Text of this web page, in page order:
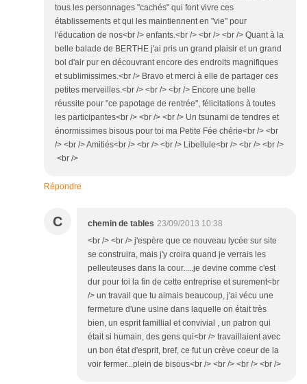
tous les personnages "cachés" qui font vivre ces
établissements et qui les maintiennent en "vie" pour
l'éducation de nos<br /> enfants.<br /> <br /> <br /> Quant à la
belle balade de BERTHE j'ai pris un grand plaisir et un grand
bol d'air pur en découvrant encore des endroits magnifiques
et sublimissimes.<br /> Bravo et merci à elle de partager ces
petites merveilles.<br /> <br /> <br /> Encore une belle
réussite pour "ce papotage de rentrée", félicitations à toutes
les participantes<br /> <br /> <br /> Un tsunami de tendres et
énormissimes bisous pour toi ma Petite Fée chérie<br /> <br
/> <br /> Amitiés<br /> <br /> <br /> Libellule<br /> <br /> <br />
<br />
Répondre
C chemin de tables 23/09/2013 10:38
<br /> <br /> j'espère que ce nouveau lycée sur site
se construira, mais j'y croira quand je verrais les
pelleuteuses dans la cour.....je devine comme c'est
dur pour toi la fin de cette entreprise et surement<br
/> un travail que tu aimais beaucoup, j'ai vécu une
fermeture d'une usine dans laquelle on était très
bien, un esprit famillial et convivial , un patron qui
était si humain, des gens qui<br /> travaillaient avec
un bon état d'esprit, bref, ce fut un crève coeur de la
voir fermer...plein de bisous<br /> <br /> <br /> <br />